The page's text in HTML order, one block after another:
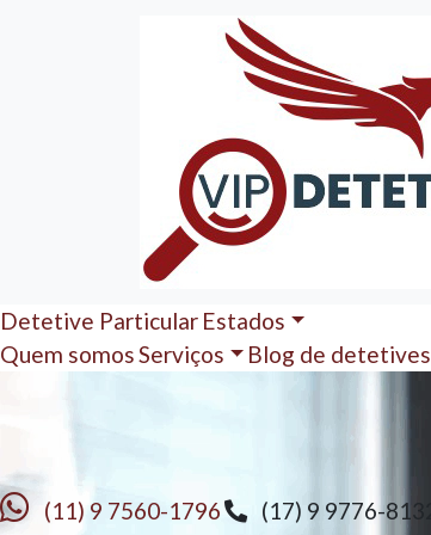
Detetive Particular Estados
Quem somosServiços Blog de detetives
(11) 9 7560-1796 (17) 9 9776-8132